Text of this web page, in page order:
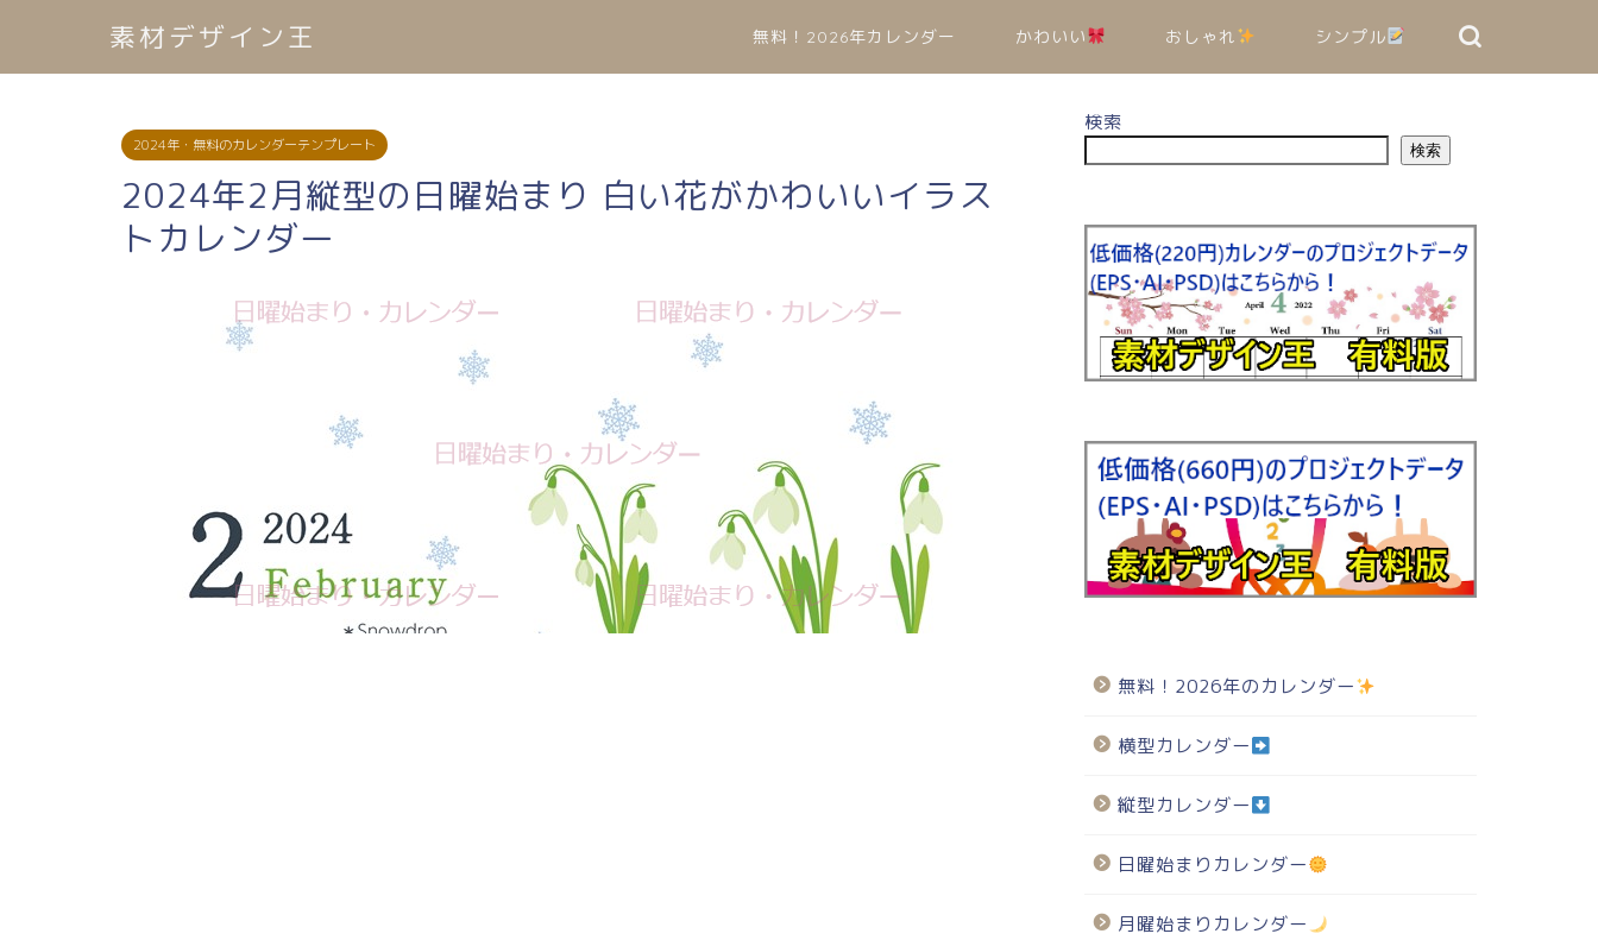
素材デザイン王 無料！2026年カレンダー かわいい おしゃれ シンプル
2024年・無料のカレンダーテンプレート
2024年2月縦型の日曜始まり 白い花がかわいいイラス
トカレンダー
検索
検索
無料！2026年のカレンダー
横型カレンダー
縦型カレンダー
日曜始まりカレンダー
月曜始まりカレンダー